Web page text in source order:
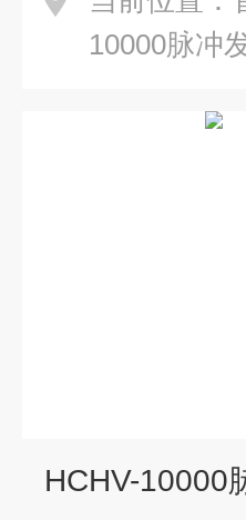
10000脉冲
HCHV-10000